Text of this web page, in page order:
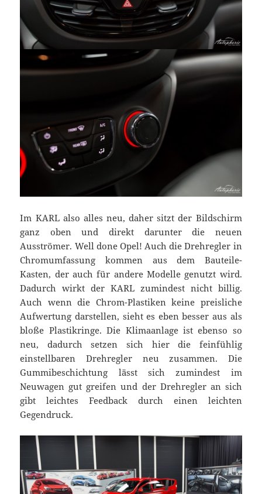
Im KARL also alles neu, daher sitzt der Bildschirm
ganz oben und direkt darunter die neuen
Ausströmer. Well done Opel! Auch die Drehregler in
Chromumfassung kommen aus dem Bauteile-
Kasten, der auch für andere Modelle genutzt wird.
Dadurch wirkt der KARL zumindest nicht billig.
Auch wenn die Chrom-Plastiken keine preisliche
Aufwertung darstellen, sieht es eben besser aus als
bloße Plastikringe. Die Klimaanlage ist ebenso so
neu, dadurch setzen sich hier die feinfühlig
einstellbaren Drehregler neu zusammen. Die
Gummibeschichtung lässt sich zumindest im
Neuwagen gut greifen und der Drehregler an sich
gibt leichtes Feedback durch einen leichten
Gegendruck.